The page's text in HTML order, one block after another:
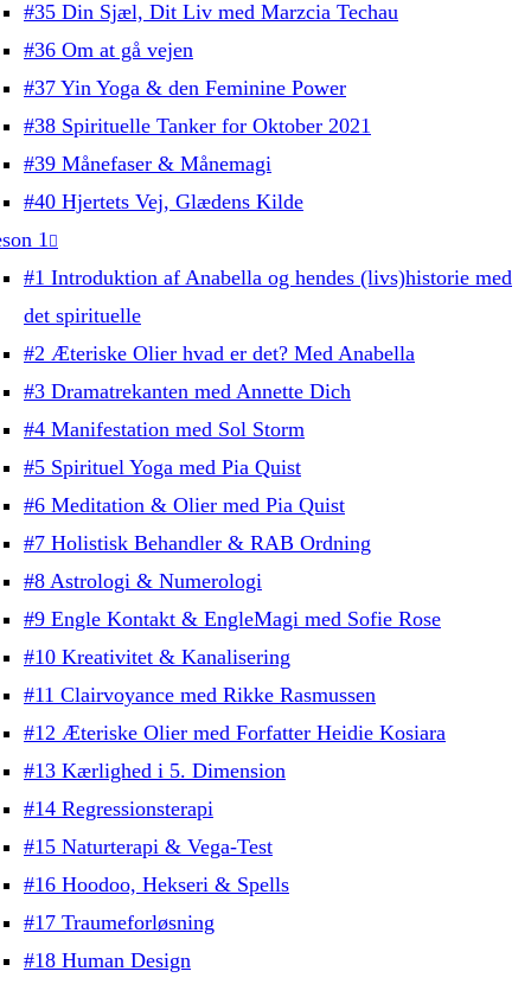
#35 Din Sjæl, Dit Liv med Marzcia Techau
#36 Om at gå vejen
#37 Yin Yoga & den Feminine Power
#38 Spirituelle Tanker for Oktober 2021
#39 Månefaser & Månemagi
#40 Hjertets Vej, Glædens Kilde
1
#1 Introduktion af Anabella og hendes (livs)historie med
det spirituelle
#2 Æteriske Olier hvad er det? Med Anabella
#3 Dramatrekanten med Annette Dich
#4 Manifestation med Sol Storm
#5 Spirituel Yoga med Pia Quist
#6 Meditation & Olier med Pia Quist
#7 Holistisk Behandler & RAB Ordning
#8 Astrologi & Numerologi
#9 Engle Kontakt & EngleMagi med Sofie Rose
#10 Kreativitet & Kanalisering
#11 Clairvoyance med Rikke Rasmussen
#12 Æteriske Olier med Forfatter Heidie Kosiara
#13 Kærlighed i 5. Dimension
#14 Regressionsterapi
#15 Naturterapi & Vega-Test
#16 Hoodoo, Hekseri & Spells
#17 Traumeforløsning
#18 Human Design